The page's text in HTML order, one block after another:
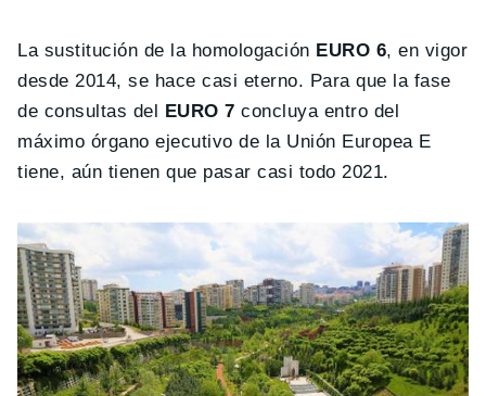
La sustitución de la homologación EURO 6, en vigor
desde 2014, se hace casi eterno. Para que la fase
de consultas del EURO 7 concluya entro del
máximo órgano ejecutivo de la Unión Europea E
tiene, aún tienen que pasar casi todo 2021.